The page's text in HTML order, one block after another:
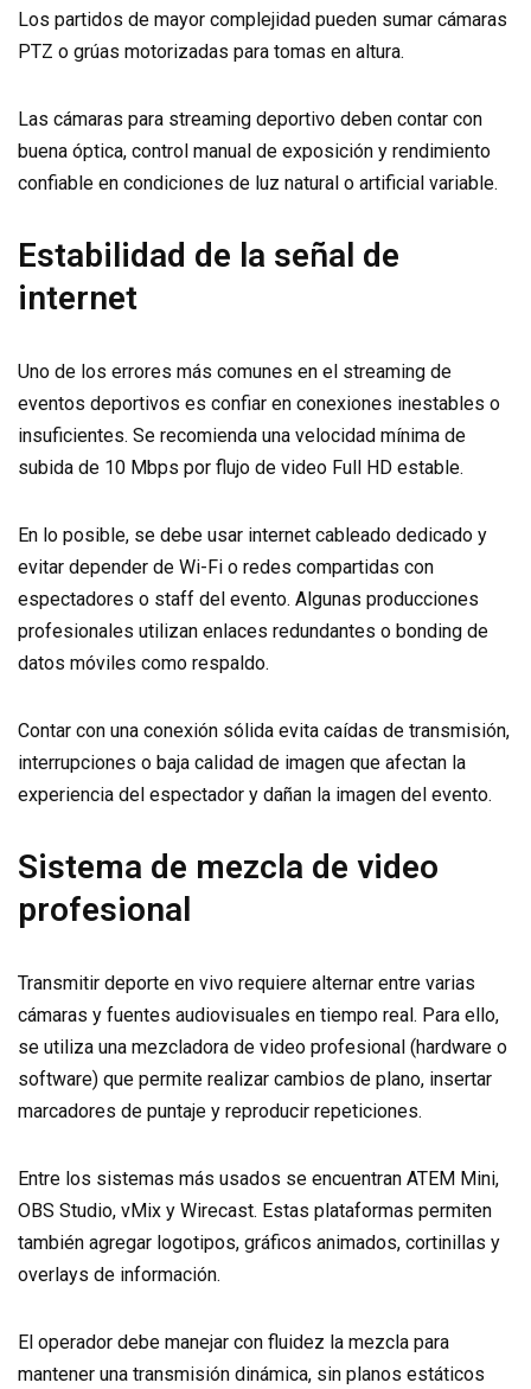
Los partidos de mayor complejidad pueden sumar cámaras
PTZ o grúas motorizadas para tomas en altura.
Las cámaras para streaming deportivo deben contar con
buena óptica, control manual de exposición y rendimiento
confiable en condiciones de luz natural o artificial variable.
Estabilidad de la señal de
internet
Uno de los errores más comunes en el streaming de
eventos deportivos es confiar en conexiones inestables o
insuficientes. Se recomienda una velocidad mínima de
subida de 10 Mbps por flujo de video Full HD estable.
En lo posible, se debe usar internet cableado dedicado y
evitar depender de Wi-Fi o redes compartidas con
espectadores o staff del evento. Algunas producciones
profesionales utilizan enlaces redundantes o bonding de
datos móviles como respaldo.
Contar con una conexión sólida evita caídas de transmisión,
interrupciones o baja calidad de imagen que afectan la
experiencia del espectador y dañan la imagen del evento.
Sistema de mezcla de video
profesional
Transmitir deporte en vivo requiere alternar entre varias
cámaras y fuentes audiovisuales en tiempo real. Para ello,
se utiliza una mezcladora de video profesional (hardware o
software) que permite realizar cambios de plano, insertar
marcadores de puntaje y reproducir repeticiones.
Entre los sistemas más usados se encuentran ATEM Mini,
OBS Studio, vMix y Wirecast. Estas plataformas permiten
también agregar logotipos, gráficos animados, cortinillas y
overlays de información.
El operador debe manejar con fluidez la mezcla para
mantener una transmisión dinámica, sin planos estáticos